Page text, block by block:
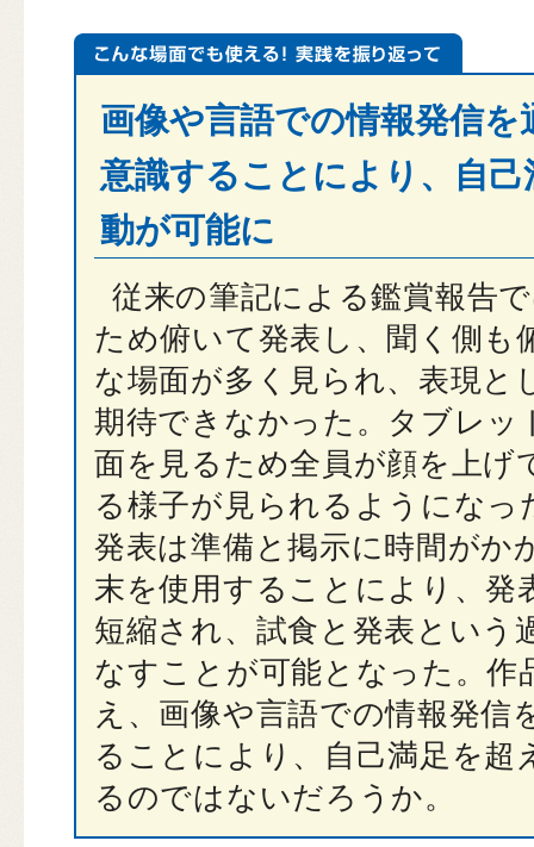
画像や言語での情報発信を
意識することにより、自
動が可能に
従来の筆記による鑑賞報告
ため俯いて発表し、聞く側も
な場面が多く見られ、表現と
期待できなかった。タブレッ
面を見るため全員が顔を上げ
る様子が見られるようになっ
発表は準備と掲示に時間がか
末を使用することにより、発
短縮され、試食と発表という
なすことが可能となった。作
え、画像や言語での情報発信
ることにより、自己満足を超
るのではないだろうか。